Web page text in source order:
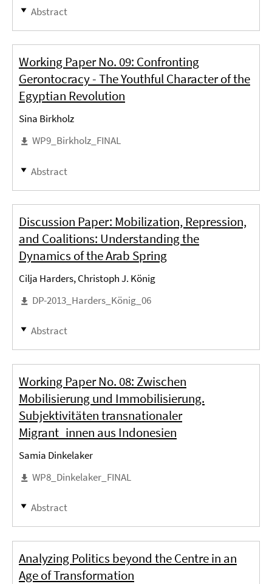
Abstract
Working Paper No. 09: Confronting
Gerontocracy - The Youthful Character of the
Egyptian Revolution
Sina Birkholz
WP9_Birkholz_FINAL
Abstract
Discussion Paper: Mobilization, Repression,
and Coalitions: Understanding the
Dynamics of the Arab Spring
Cilja Harders, Christoph J. König
DP-2013_Harders_König_06
Abstract
Working Paper No. 08: Zwischen
Mobilisierung und Immobilisierung.
Subjektivitäten transnationaler
Migrant_innen aus Indonesien
Samia Dinkelaker
WP8_Dinkelaker_FINAL
Abstract
Analyzing Politics beyond the Centre in an
Age of Transformation